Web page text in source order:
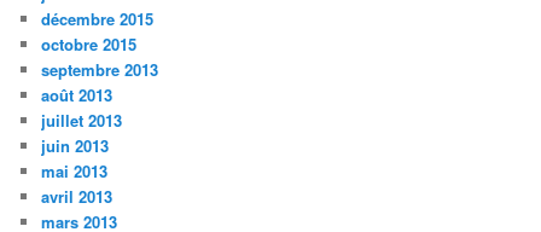
décembre 2015
octobre 2015
septembre 2013
août 2013
juillet 2013
juin 2013
mai 2013
avril 2013
mars 2013